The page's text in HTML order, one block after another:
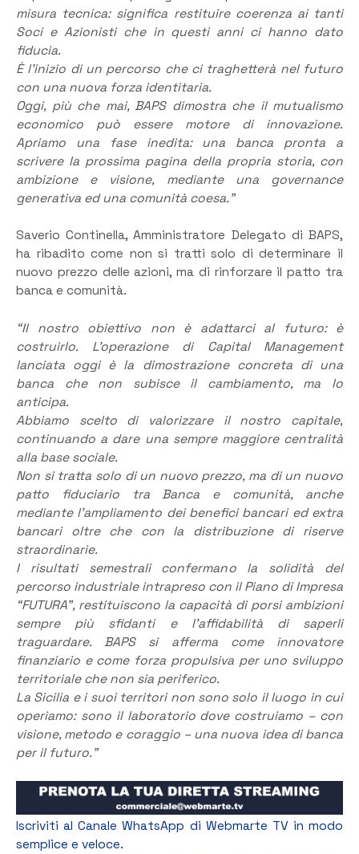
misura tecnica: significa restituire coerenza ai tanti
Soci e Azionisti che in questi anni ci hanno dato
fiducia.
È l’inizio di un percorso che ci traghetterà nel futuro
con una nuova forza identitaria.
Oggi, più che mai, BAPS dimostra che il mutualismo
economico può essere motore di innovazione.
Apriamo una fase inedita: una banca pronta a
scrivere la prossima pagina della propria storia, con
ambizione e visione, mediante una governance
generativa ed una comunità coesa.”
Saverio Continella, Amministratore Delegato di BAPS,
ha ribadito come non si tratti solo di determinare il
nuovo prezzo delle azioni, ma di rinforzare il patto tra
banca e comunità.
“Il nostro obiettivo non è adattarci al futuro: è
costruirlo. L’operazione di Capital Management
lanciata oggi è la dimostrazione concreta di una
banca che non subisce il cambiamento, ma lo
anticipa.
Abbiamo scelto di valorizzare il nostro capitale,
continuando a dare una sempre maggiore centralità
alla base sociale.
Non si tratta solo di un nuovo prezzo, ma di un nuovo
patto fiduciario tra Banca e comunità, anche
mediante l’ampliamento dei benefici bancari ed extra
bancari oltre che con la distribuzione di riserve
straordinarie.
I risultati semestrali confermano la solidità del
percorso industriale intrapreso con il Piano di Impresa
“FUTURA”, restituiscono la capacità di porsi ambizioni
sempre più sfidanti e l’affidabilità di saperli
traguardare. BAPS si afferma come innovatore
finanziario e come forza propulsiva per uno sviluppo
territoriale che non sia periferico.
La Sicilia e i suoi territori non sono solo il luogo in cui
operiamo: sono il laboratorio dove costruiamo – con
visione, metodo e coraggio – una nuova idea di banca
per il futuro.”
Iscriviti al Canale WhatsApp di Webmarte TV in modo
semplice e veloce.